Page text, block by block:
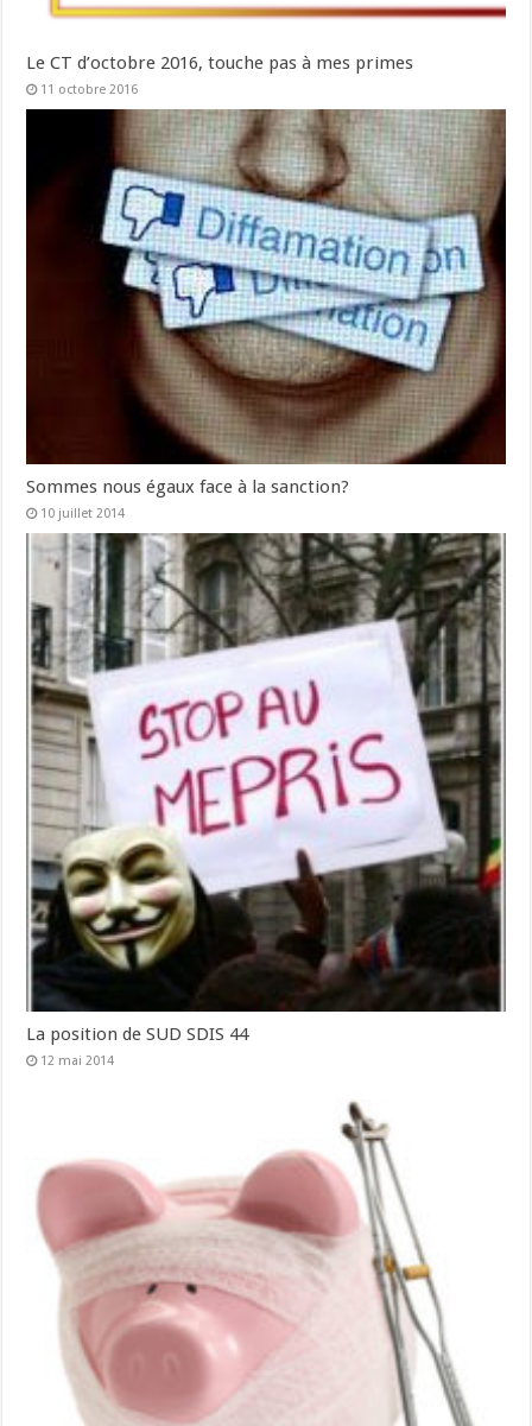
Le CT d’octobre 2016, touche pas à mes primes
11 octobre 2016
Sommes nous égaux face à la sanction?
10 juillet 2014
La position de SUD SDIS 44
12 mai 2014